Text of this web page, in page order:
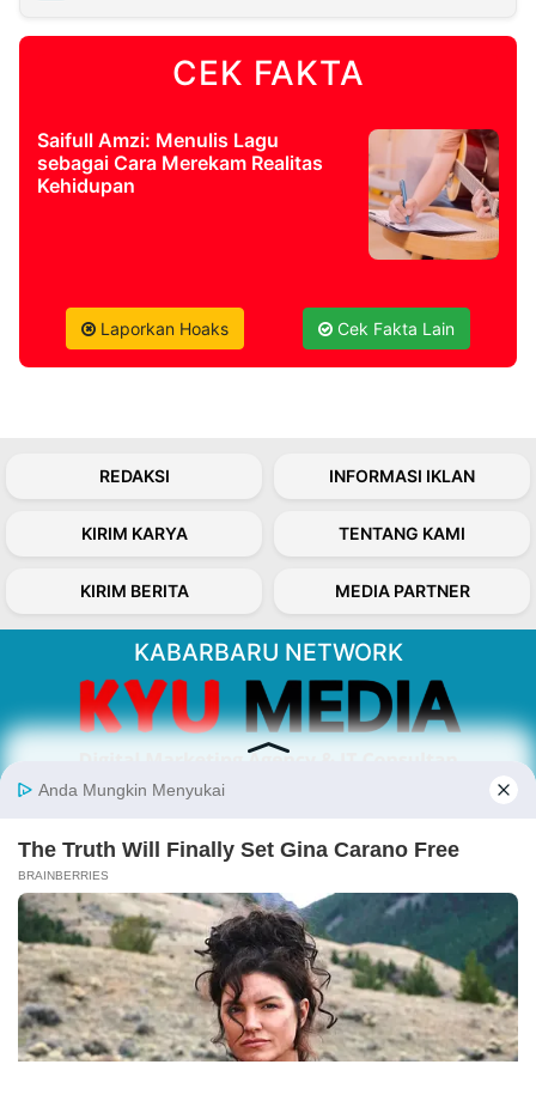
CEK FAKTA
Saifull Amzi: Menulis Lagu
sebagai Cara Merekam Realitas
Kehidupan
Laporkan Hoaks Cek Fakta Lain
REDAKSI INFORMASI IKLAN
KIRIM KARYA TENTANG KAMI
KIRIM BERITA MEDIA PARTNER
KABARBARU NETWORK
About Our Kabarbaru.co
inspiratif dari sudut pandang berbaik sangka
Follow Kabarbaru